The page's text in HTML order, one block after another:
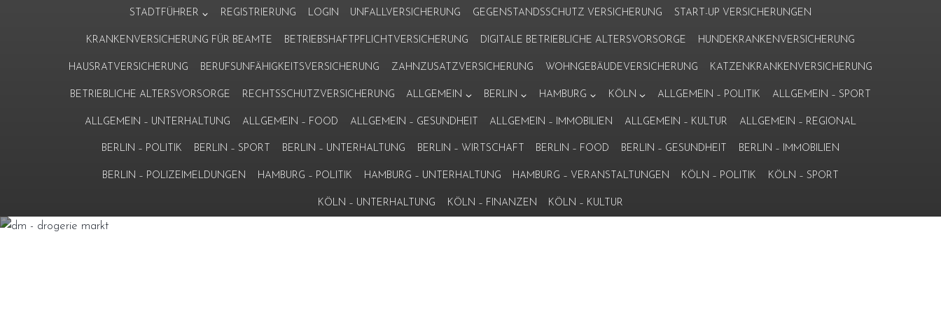
STADTFÜHRER REGISTRIERUNG LOGIN UNFALLVERSICHERUNG GEGENSTANDSSCHUTZ VERSICHERUNG START-UP VERSICHERUNGEN
KRANKENVERSICHERUNG FÜR BEAMTE BETRIEBSHAFTPFLICHTVERSICHERUNG DIGITALE BETRIEBLICHE ALTERSVORSORGE HUNDEKRANKENVERSICHERUNG
HAUSRATVERSICHERUNG BERUFSUNFÄHIGKEITSVERSICHERUNG ZAHNZUSATZVERSICHERUNG WOHNGEBÄUDEVERSICHERUNG KATZENKRANKENVERSICHERUNG
BETRIEBLICHE ALTERSVORSORGE RECHTSSCHUTZVERSICHERUNG ALLGEMEIN BERLIN HAMBURG KÖLN ALLGEMEIN – POLITIK ALLGEMEIN – SPORT
ALLGEMEIN – UNTERHALTUNG ALLGEMEIN – FOOD ALLGEMEIN – GESUNDHEIT ALLGEMEIN – IMMOBILIEN ALLGEMEIN – KULTUR ALLGEMEIN – REGIONAL
BERLIN – POLITIK BERLIN – SPORT BERLIN – UNTERHALTUNG BERLIN – WIRTSCHAFT BERLIN – FOOD BERLIN – GESUNDHEIT BERLIN – IMMOBILIEN
BERLIN – POLIZEIMELDUNGEN HAMBURG – POLITIK HAMBURG – UNTERHALTUNG HAMBURG – VERANSTALTUNGEN KÖLN – POLITIK KÖLN – SPORT
KÖLN – UNTERHALTUNG KÖLN – FINANZEN KÖLN – KULTUR